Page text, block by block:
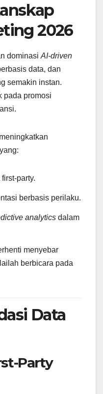
2026
dominasi AI-driven
data, dan
semakin instan.
pada promosi
party.
berbasis perilaku.
analytics dalam
menyebar
berbicara pada
Data
Party